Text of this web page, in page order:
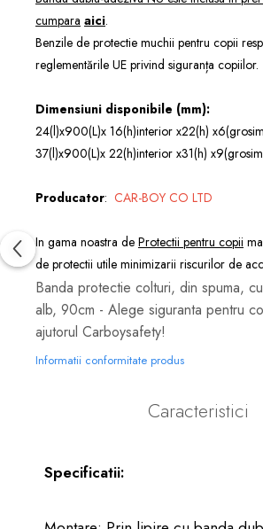
cumpara aici.
Benzile de protectie muchii pentru copii
reglementările UE privind siguranța copiilor.
Dimensiuni disponibile (mm):
24(l)x900(L)x 16(h)interior x22(h)
37(l)x900(L)x 22(h)interior x31(h)
Producator: CAR-BOY CO LTD
In gama noastra de Protectii pentru copii
de protectii utile minimizarii riscurilor de
Banda protectie colturi, din spuma,
alb, 90cm - Alege siguranta pentru
ajutorul Carboysafety!
Informatii conformitate produs
Caracteristici
Specificatii: